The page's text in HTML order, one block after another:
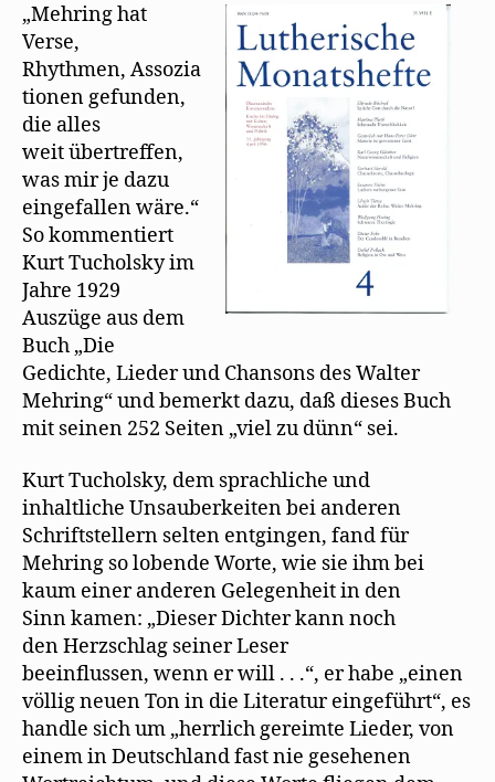
„Mehring hat
Verse,
Rhythmen, Assozia
tionen gefunden,
die alles
weit übertreffen,
was mir je dazu
eingefallen wäre.“
So kommentiert
Kurt Tucholsky im
Jahre 1929
Auszüge aus dem
Buch „Die
Gedichte, Lieder und Chansons des Walter
Mehring“ und bemerkt dazu, daß dieses Buch
mit seinen 252 Seiten „viel zu dünn“ sei.
Kurt Tucholsky, dem sprachliche und
inhaltliche Unsauberkeiten bei anderen
Schriftstellern selten entgingen, fand für
Mehring so lobende Worte, wie sie ihm bei
kaum einer anderen Gelegenheit in den
Sinn kamen: „Dieser Dichter kann noch
den Herzschlag seiner Leser
beeinflussen, wenn er will . . .“, er habe „einen
völlig neuen Ton in die Literatur eingeführt“, es
handle sich um „herrlich gereimte Lieder, von
einem in Deutschland fast nie gesehenen